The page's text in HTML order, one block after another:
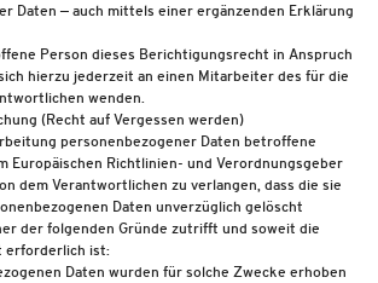
Daten — auch mittels einer ergänzenden Erklärung
Person dieses Berichtigungsrecht in Anspruch
hierzu jederzeit an einen Mitarbeiter des für die
wenden.
(Recht auf Vergessen werden)
personenbezogener Daten betroffene
Europäischen Richtlinien- und Verordnungsgeber
dem Verantwortlichen zu verlangen, dass die sie
Daten unverzüglich gelöscht
der folgenden Gründe zutrifft und soweit die
erforderlich ist:
Daten wurden für solche Zwecke erhoben